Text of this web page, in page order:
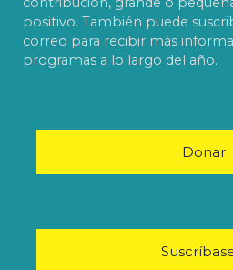
positivo. También puede
correo para recibir más
programas a lo largo del año.
Donar